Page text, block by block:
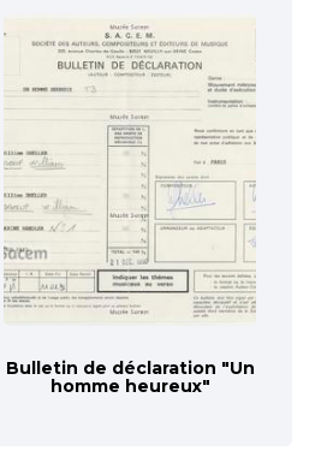
Bulletin de déclaration "Un
homme heureux"